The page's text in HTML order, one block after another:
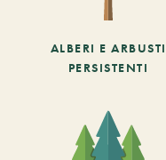
ALBERI E ARBUSTI
PERSISTENTI